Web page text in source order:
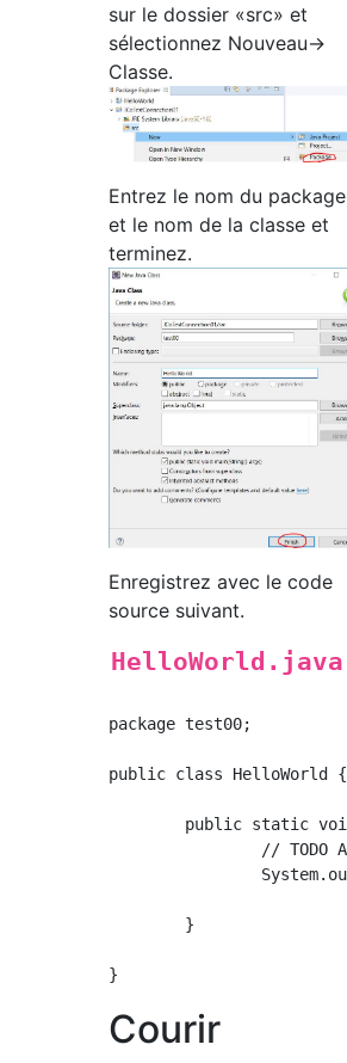
sur le dossier «src» et
sélectionnez Nouveau->
Classe.
Entrez le nom du package
et le nom de la classe et
terminez.
Enregistrez avec le code
source suivant.
HelloWorld.java
package test00;
public class HelloWorld {
Courir